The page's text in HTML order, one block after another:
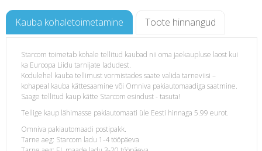
Kauba kohaletoimetamine Toote hinnangud
Starcom toimetab kohale tellitud kaubad nii oma jaekaupluse laost kui
ka Euroopa Liidu tarnijate ladudest.
Kodulehel kauba tellimust vormistades saate valida tarneviisi –
kohapeal kauba kättesaamine või Omniva pakiautomaadiga saatmine.
Saage tellitud kaup kätte Starcom esindust - tasuta!
Tellige kaup lähimasse pakiautomaati üle Eesti hinnaga 5.99 eurot.
Omniva pakiautomaadi postipakk.
Tarne aeg: Starcom ladu 1-4 tööpäeva